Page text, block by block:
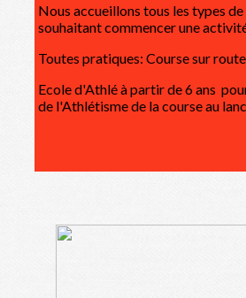
Nous accueillons tous les types
souhaitant commencer une
Toutes pratiques: Course sur
Ecole d'Athlé à partir de 6 ans
de l'Athlétisme de la course au